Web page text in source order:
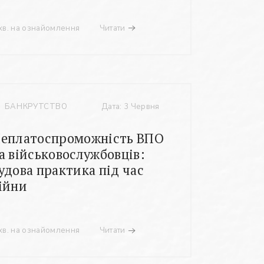
на ознайомлення Читати
БАНКРУТСТВО Дата: 3 Червня
ВПО
військовослужбовців:
практика під час
на ознайомлення Читати